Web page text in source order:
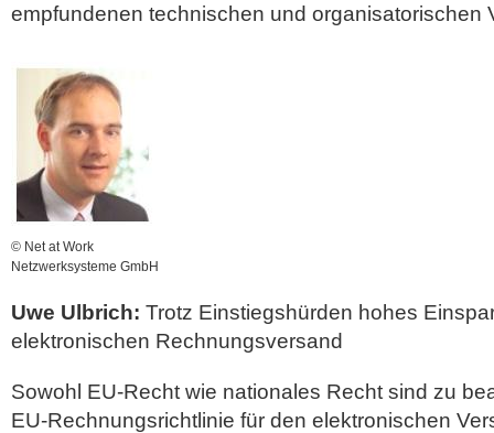
empfundenen technischen und organisatorischen
© Net at Work
Netzwerksysteme GmbH
Uwe Ulbrich: Trotz Einstiegshürden hohes
elektronischen Rechnungsversand
Sowohl EU-Recht wie nationales Recht sind zu
EU-Rechnungsrichtlinie für den elektronischen